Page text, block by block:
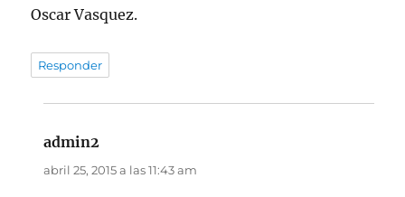
Oscar Vasquez.
Responder
admin2
abril 25, 2015 a las 11:43 am